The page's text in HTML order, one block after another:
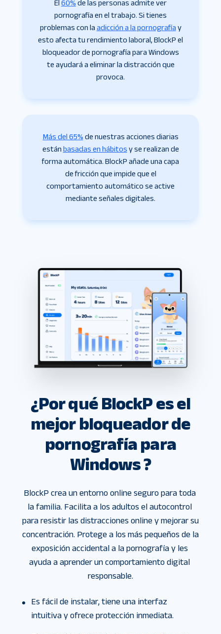
El 60% de las personas admite ver
pornografía en el trabajo. Si tienes
problemas con la adicción a la pornografía y
esto afecta tu rendimiento laboral, BlockP el
bloqueador de pornografía para Windows
te ayudará a eliminar la distracción que
provoca.
Más del 65% de nuestras acciones diarias
están basadas en hábitos y se realizan de
forma automática. BlockP añade una capa
de fricción que impide que el
comportamiento automático se active
mediante señales digitales.
¿Por qué BlockP es el
mejor bloqueador de
pornografía para
Windows ?
BlockP crea un entorno online seguro para toda
la familia. Facilita a los adultos el autocontrol
para resistir las distracciones online y mejorar su
concentración. Protege a los más pequeños de la
exposición accidental a la pornografía y les
ayuda a aprender un comportamiento digital
responsable.
Es fácil de instalar, tiene una interfaz
intuitiva y ofrece protección inmediata.